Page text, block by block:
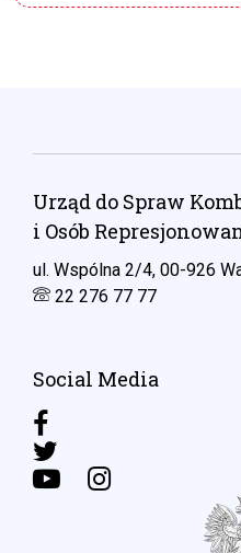
Urząd do Spraw
i Osób
ul. Wspólna 2/4, 00-926
22 276 77 77
Social Media